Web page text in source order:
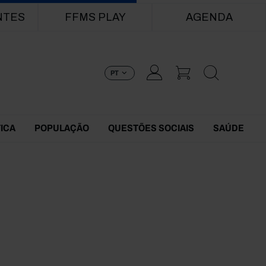
FFMS PLAY AGENDA
PT
POPULAÇÃO QUESTÕES SOCIAIS SAÚDE